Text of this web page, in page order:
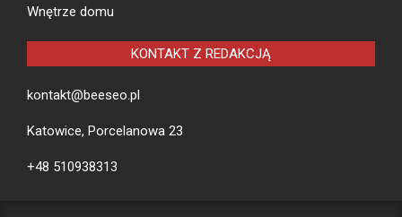
Wnętrze domu
KONTAKT Z REDAKCJĄ
kontakt@beeseo.pl
Katowice, Porcelanowa 23
+48 510938313